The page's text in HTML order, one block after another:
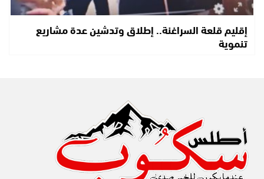
إقليم قلعة السراغنة.. إطلاق وتدشين عدة مشاريع
تنموية